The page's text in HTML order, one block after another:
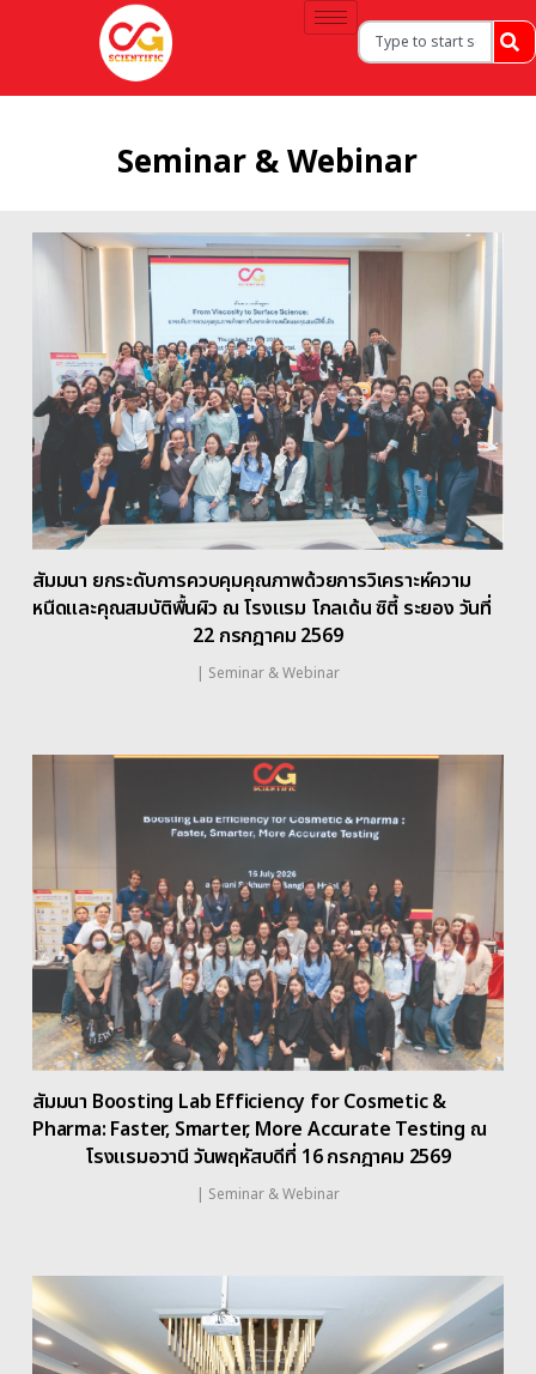
Seminar & Webinar
สัมมนา ยกระดับการควบคุมคุณภาพด้วยการวิเคราะห์ความ
หนืดและคุณสมบัติพื้นผิว ณ โรงแรม โกลเด้น ซิตี้ ระยอง วันที่
22 กรกฎาคม 2569
| Seminar & Webinar
สัมมนา Boosting Lab Efficiency for Cosmetic &
Pharma: Faster, Smarter, More Accurate Testing ณ
โรงแรมอวานี วันพฤหัสบดีที่ 16 กรกฎาคม 2569
Seminar & Webinar